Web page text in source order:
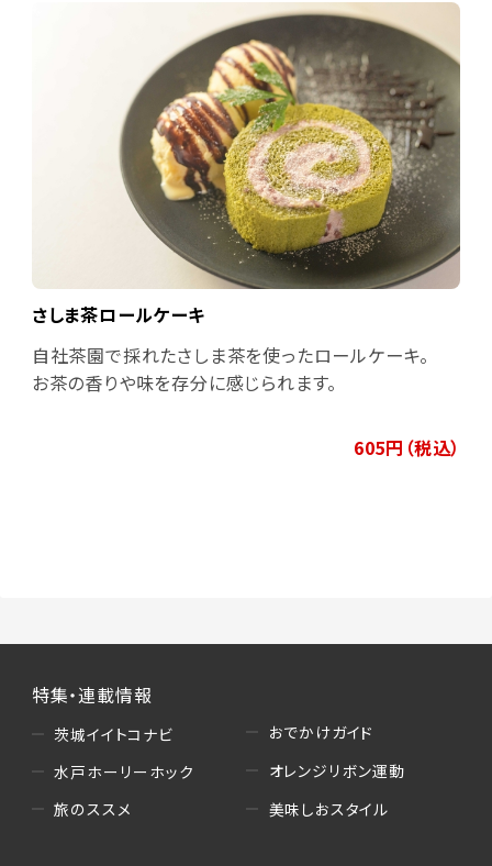
さしま茶ロールケーキ
自社茶園で採れたさしま茶を使ったロールケーキ。
お茶の香りや味を存分に感じられます。
605円（税込）
特集・連載情報
茨城イイトコナビ
水戸ホーリーホック
旅のススメ
おでかけガイド
オレンジリボン運動
美味しおスタイル